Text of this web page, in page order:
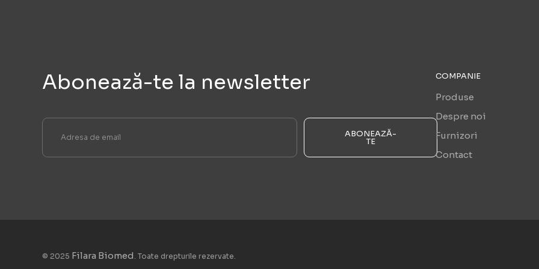
Abonează-te la newsletter
ABONEAZĂ-
TE
COMPANIE
Produse
Despre noi
Furnizori
Contact
© 2025 Filara Biomed . Toate drepturile rezervate.